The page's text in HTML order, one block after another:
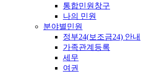
통합민원창구
나의 민원
분야별민원
정부24(보조금24) 안내
가족관계등록
세무
여권